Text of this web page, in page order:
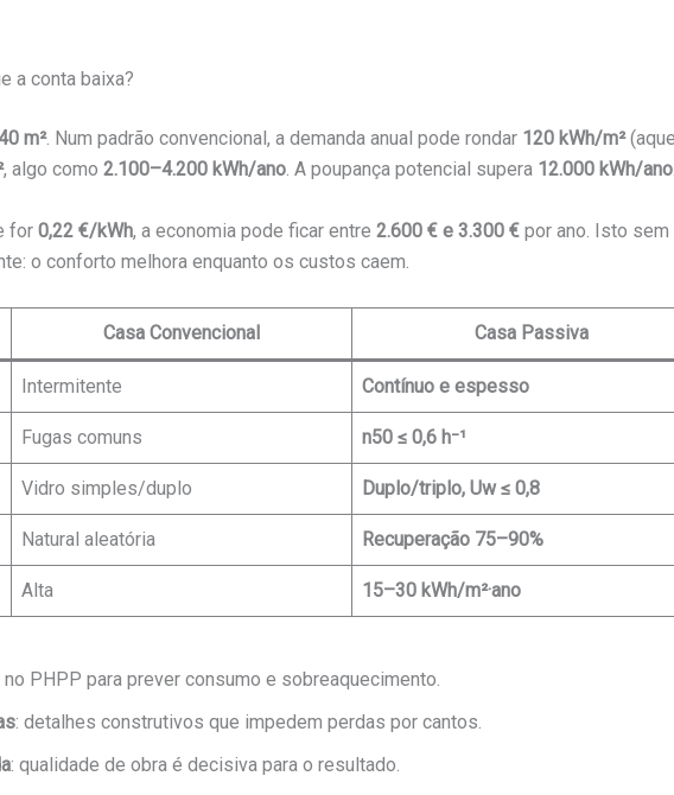
a conta baixa?
m². Num padrão convencional, a demanda anual pode rondar 120 kWh/m²
, algo como 2.100–4.200 kWh/ano. A poupança potencial supera 12.000 kWh/ano.
for 0,22 €/kWh, a economia pode ficar entre 2.600 € e 3.300 € por ano. Isto
o conforto melhora enquanto os custos caem.
Casa Convencional Casa Passiva
Intermitente Contínuo e espesso
Fugas comuns n50 ≤ 0,6 h⁻¹
Vidro simples/duplo Duplo/triplo, Uw ≤ 0,8
Natural aleatória Recuperação 75–90%
Alta 15–30 kWh/m²·ano
no PHPP para prever consumo e sobreaquecimento.
: detalhes construtivos que impedem perdas por cantos.
: qualidade de obra é decisiva para o resultado.